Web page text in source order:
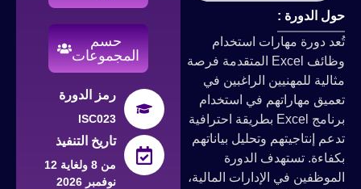
حول الدورة :
تُعد دورة مهارات استخدام
وظائف Excel المتقدمة فرصة
مثالية للمهنيين الراغبين في
تعميق مهاراتهم في استخدام
برنامج Excel بطريقة احترافية
تدعم إنتاجيتهم وتحليل بياناتهم
بكفاءة. تستهدف الدورة
الموظفين في الإدارات المالية،
حسم
المجموعات
رمز الدورة
ISC023
تاريخ التنفيذ
من 8 ولغاية 12
نوفمبر 2026